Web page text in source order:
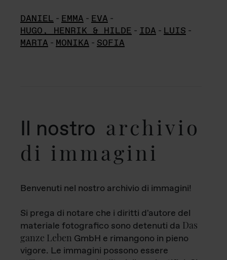
DANIEL - EMMA - EVA -
HUGO, HENRIK & HILDE - IDA - LUIS -
MARTA - MONIKA - SOFIA
Il nostro archivio
di immagini
Benvenuti nel nostro archivio di immagini!
Si prega di notare che i diritti d'autore del
materiale fotografico sono detenuti da Das
ganze Leben GmbH e rimangono in pieno
vigore. Le immagini possono essere